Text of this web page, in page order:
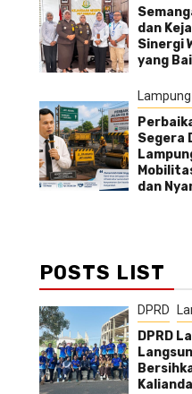
dan
Sinergi
yang
Segera
dan
POSTS LIST
DPRD
DPRD
Kalianda